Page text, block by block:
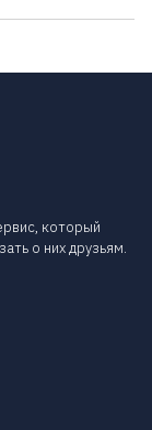
который
о них друзьям.